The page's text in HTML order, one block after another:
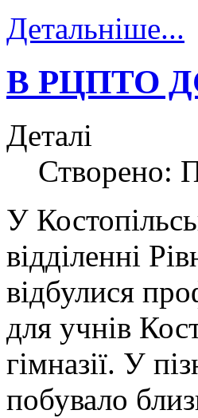
Детальніше...
В РЦПТО
Деталі
Створено:
У
відділенні
відбулися
для учнів
гімназії. У
побувало